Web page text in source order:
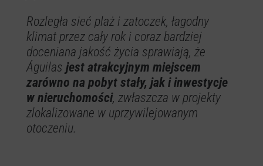
Rozległa sieć plaż i zatoczek, łagodny
klimat przez cały rok i coraz bardziej
doceniana jakość życia sprawiają, że
Águilas jest atrakcyjnym miejscem
zarówno na pobyt stały, jak i inwestycje
w nieruchomości, zwłaszcza w projekty
zlokalizowane w uprzywilejowanym
otoczeniu.